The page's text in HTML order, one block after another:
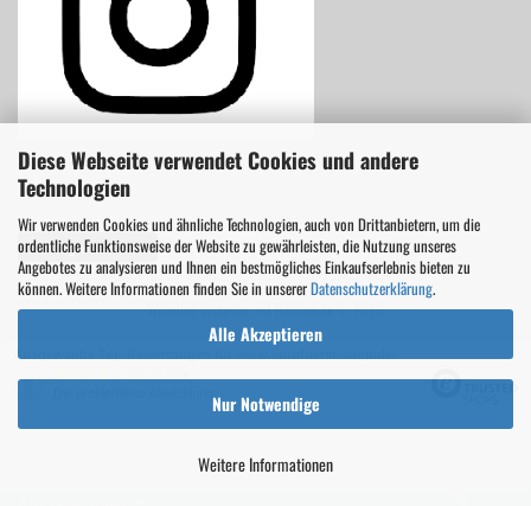
Diese Webseite verwendet Cookies und andere
Technologien
Wir verwenden Cookies und ähnliche Technologien, auch von Drittanbietern, um die
ordentliche Funktionsweise der Website zu gewährleisten, die Nutzung unseres
Angebotes zu analysieren und Ihnen ein bestmögliches Einkaufserlebnis bieten zu
können. Weitere Informationen finden Sie in unsererDatenschutzerklärung.
Alle Akzeptieren
Nur Notwendige
Weitere Informationen
Vertrag widerrufen
Webshop erstellenmit Gambio.de © 2026
Ausgewählte Top-Bewertungen für www.autofuerst-shop.de/